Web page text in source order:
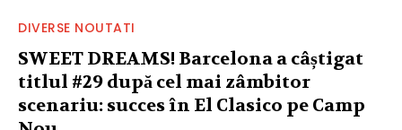
DIVERSE NOUTATI
SWEET DREAMS! Barcelona a câștigat
titlul #29 după cel mai zâmbitor
scenariu: succes în El Clasico pe Camp